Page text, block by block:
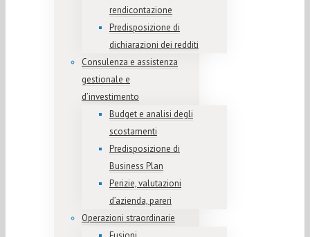
rendicontazione
Predisposizione di
dichiarazioni dei redditi
Consulenza e assistenza
gestionale e
d’investimento
Budget e analisi degli
scostamenti
Predisposizione di
Business Plan
Perizie, valutazioni
d’azienda, pareri
Operazioni straordinarie